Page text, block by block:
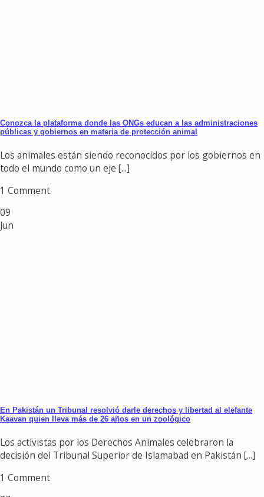
Conozca la plataforma donde las ONGs educan a las administraciones
públicas y gobiernos en materia de protección animal
Los animales están siendo reconocidos por los gobiernos en
todo el mundo como un eje [...]
1 Comment
09
Jun
En Pakistán un Tribunal resolvió darle derechos y libertad al elefante
Kaavan quien lleva más de 26 años en un zoológico
Los activistas por los Derechos Animales celebraron la
decisión del Tribunal Superior de Islamabad en Pakistán [...]
1 Comment